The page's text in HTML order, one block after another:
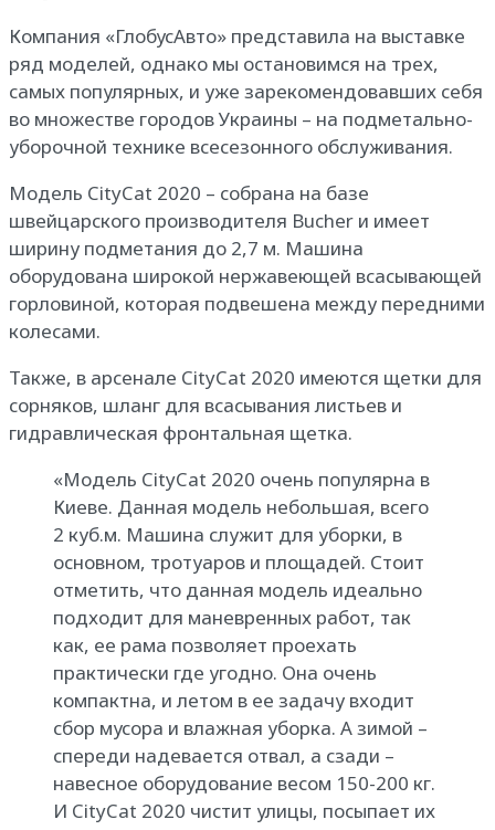
Компания «ГлобусАвто» представила на выставке
ряд моделей, однако мы остановимся на трех,
самых популярных, и уже зарекомендовавших себя
во множестве городов Украины – на подметально-
уборочной технике всесезонного обслуживания.
Модель CityCat 2020 – собрана на базе
швейцарского производителя Bucher и имеет
ширину подметания до 2,7 м. Машина
оборудована широкой нержавеющей всасывающей
горловиной, которая подвешена между передними
колесами.
Также, в арсенале CityCat 2020 имеются щетки для
сорняков, шланг для всасывания листьев и
гидравлическая фронтальная щетка.
«Модель CityCat 2020 очень популярна в
Киеве. Данная модель небольшая, всего
2 куб.м. Машина служит для уборки, в
основном, тротуаров и площадей. Стоит
отметить, что данная модель идеально
подходит для маневренных работ, так
как, ее рама позволяет проехать
практически где угодно. Она очень
компактна, и летом в ее задачу входит
сбор мусора и влажная уборка. А зимой –
спереди надевается отвал, а сзади –
навесное оборудование весом 150-200 кг.
И CityCat 2020 чистит улицы, посыпает их